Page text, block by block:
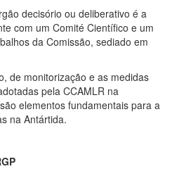
decisório ou deliberativo é a
com um Comité Científico e um
da Comissão, sediado em
de monitorização e as medidas
pela CCAMLR na
são elementos fundamentais para a
na Antártida.